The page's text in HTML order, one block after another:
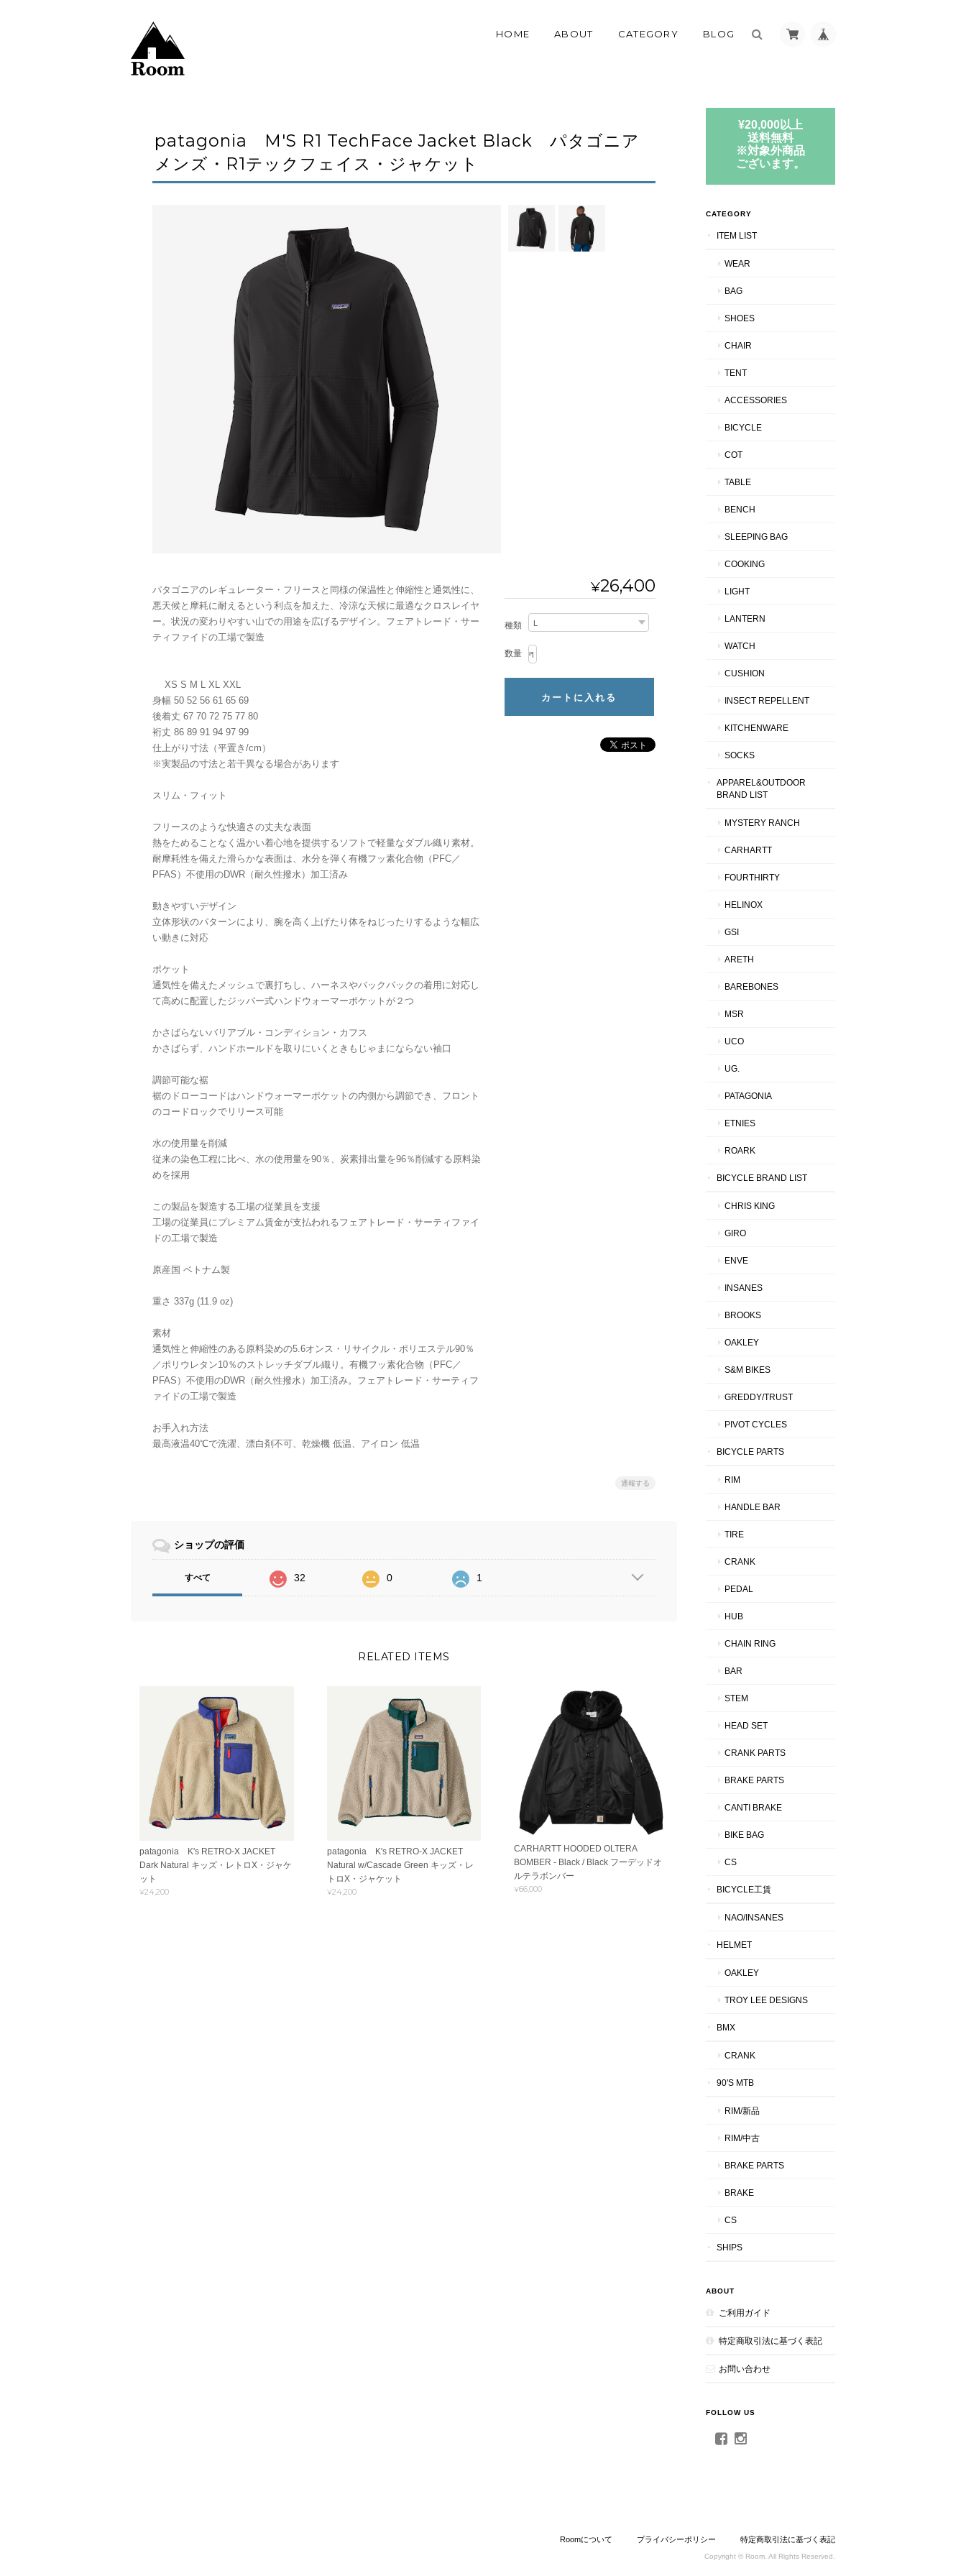
HOME ABOUT CATEGORY BLOG
patagonia M'S R1 TechFace Jacket Black パタゴニア
メンズ・R1テックフェイス・ジャケット
パタゴニアのレギュレーター・フリースと同様の保温性と伸縮性と通気性に、
悪天候と摩耗に耐えるという利点を加えた、冷涼な天候に最適なクロスレイヤ
ー。状況の変わりやすい山での用途を広げるデザイン。フェアトレード・サー
ティファイドの工場で製造
XS S M L XL XXL
身幅 50 52 56 61 65 69
後着丈 67 70 72 75 77 80
裄丈 86 89 91 94 97 99
仕上がり寸法（平置き/cm）
※実製品の寸法と若干異なる場合があります
スリム・フィット
フリースのような快適さの丈夫な表面
熱をためることなく温かい着心地を提供するソフトで軽量なダブル織り素材。
耐摩耗性を備えた滑らかな表面は、水分を弾く有機フッ素化合物（PFC／
PFAS）不使用のDWR（耐久性撥水）加工済み
動きやすいデザイン
立体形状のパターンにより、腕を高く上げたり体をねじったりするような幅広
い動きに対応
ポケット
通気性を備えたメッシュで裏打ちし、ハーネスやバックパックの着用に対応し
て高めに配置したジッパー式ハンドウォーマーポケットが２つ
かさばらないバリアブル・コンディション・カフス
かさばらず、ハンドホールドを取りにいくときもじゃまにならない袖口
調節可能な裾
裾のドローコードはハンドウォーマーポケットの内側から調節でき、フロント
のコードロックでリリース可能
水の使用量を削減
従来の染色工程に比べ、水の使用量を90％、炭素排出量を96％削減する原料染
めを採用
この製品を製造する工場の従業員を支援
工場の従業員にプレミアム賃金が支払われるフェアトレード・サーティファイ
ドの工場で製造
原産国 ベトナム製
重さ 337g (11.9 oz)
素材
通気性と伸縮性のある原料染めの5.6オンス・リサイクル・ポリエステル90％
／ポリウレタン10％のストレッチダブル織り。有機フッ素化合物（PFC／
PFAS）不使用のDWR（耐久性撥水）加工済み。フェアトレード・サーティフ
ァイドの工場で製造
お手入れ方法
最高液温40℃で洗濯、漂白剤不可、乾燥機 低温、アイロン 低温
¥26,400
種類
数量
通報する
ショップの評価
すべて 32 0 1
RELATED ITEMS
patagonia K's RETRO-X JACKET
Dark Natural キッズ・レトロX・ジャケ
ット
¥24,200
patagonia K's RETRO-X JACKET
Natural w/Cascade Green キッズ・レ
トロX・ジャケット
¥24,200
CARHARTT HOODED OLTERA
BOMBER - Black / Black フーデッドオ
ルテラボンバー
¥66,000
¥20,000以上
送料無料
※対象外商品
ございます。
CATEGORY
ITEM LIST
WEAR
BAG
SHOES
CHAIR
TENT
ACCESSORIES
BICYCLE
COT
TABLE
BENCH
SLEEPING BAG
COOKING
LIGHT
LANTERN
WATCH
CUSHION
INSECT REPELLENT
KITCHENWARE
SOCKS
APPAREL&OUTDOOR
BRAND LIST
MYSTERY RANCH
CARHARTT
FOURTHIRTY
HELINOX
GSI
ARETH
BAREBONES
MSR
UCO
UG.
PATAGONIA
ETNIES
ROARK
BICYCLE BRAND LIST
CHRIS KING
GIRO
ENVE
INSANES
BROOKS
OAKLEY
S&M BIKES
GREDDY/TRUST
PIVOT CYCLES
BICYCLE PARTS
RIM
HANDLE BAR
TIRE
CRANK
PEDAL
HUB
CHAIN RING
BAR
STEM
HEAD SET
CRANK PARTS
BRAKE PARTS
CANTI BRAKE
BIKE BAG
CS
BICYCLE工賃
NAO/INSANES
HELMET
OAKLEY
TROY LEE DESIGNS
BMX
CRANK
90'S MTB
RIM/新品
RIM/中古
BRAKE PARTS
BRAKE
CS
SHIPS
ABOUT
ご利用ガイド
特定商取引法に基づく表記
お問い合わせ
FOLLOW US
Roomについて プライバシーポリシー 特定商取引法に基づく表記
Copyright © Room. All Rights Reserved.